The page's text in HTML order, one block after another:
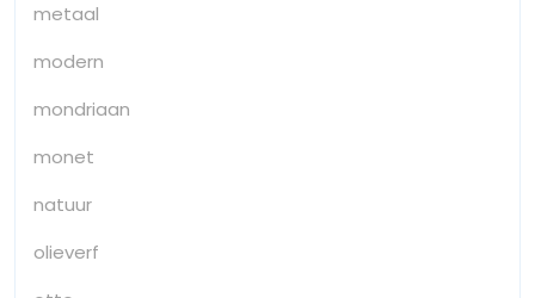
metaal
modern
mondriaan
monet
natuur
olieverf